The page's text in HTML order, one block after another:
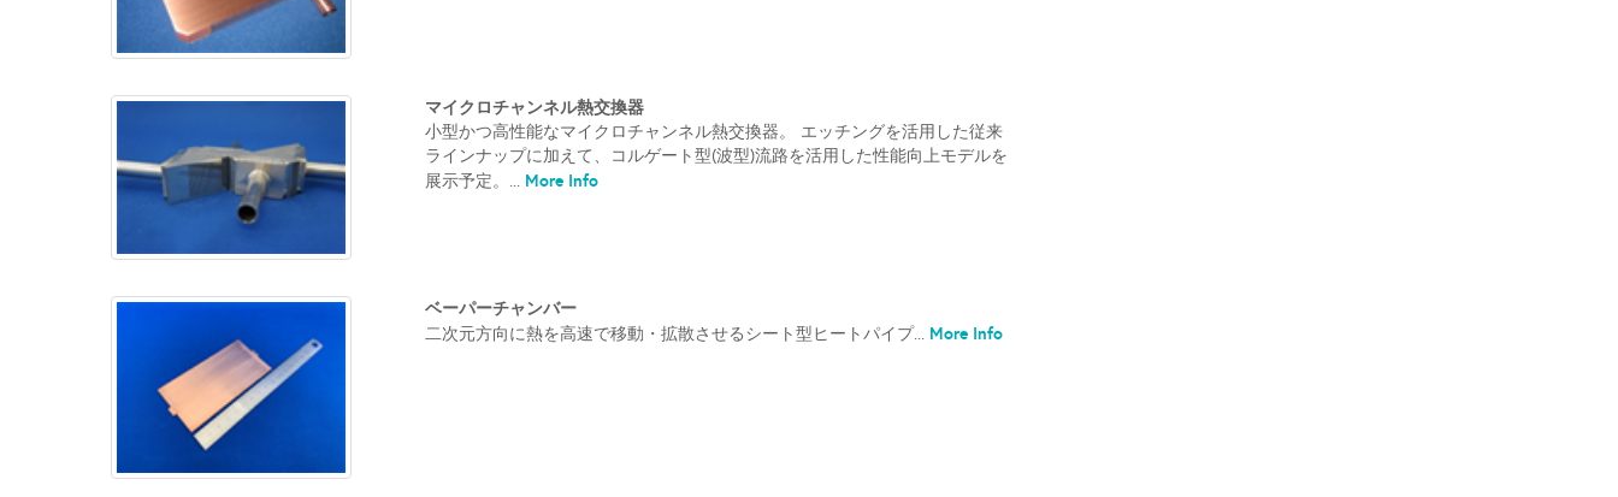
マイクロチャンネル熱交換器
小型かつ高性能なマイクロチャンネル熱交換器。 エッチングを活用した従来
ラインナップに加えて、コルゲート型(波型)流路を活用した性能向上モデルを
展示予定。... More Info
ベーパーチャンバー
二次元方向に熱を高速で移動・拡散させるシート型ヒートパイプ... More Info